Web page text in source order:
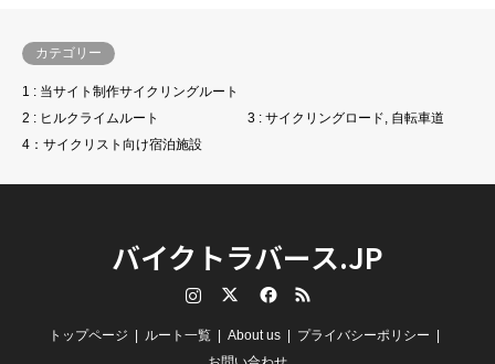
カテゴリー
1 : 当サイト制作サイクリングルート
2 : ヒルクライムルート
3 : サイクリングロード, 自転車道
4：サイクリスト向け宿泊施設
バイクトラバース.JP
RSS
トップページ ルート一覧 About us
プライバシーポリシー